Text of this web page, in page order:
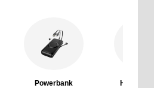
Powerbank